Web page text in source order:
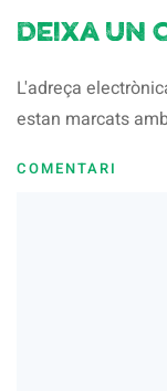
Deixa un
L'adreça
estan marcats
COMENTARI